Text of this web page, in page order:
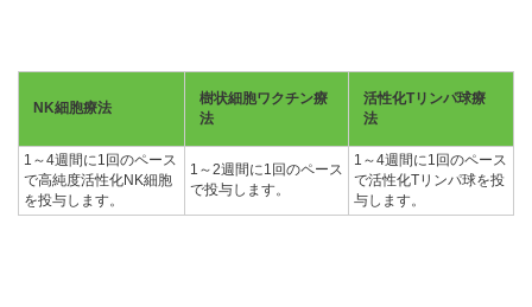
NK細胞療法
樹状細胞ワクチン療
法
活性化Tリンパ球療
法
1～4週間に1回のペース
で高純度活性化NK細胞
を投与します。
1～2週間に1回のペース
で投与します。
1～4週間に1回のペース
で活性化Tリンパ球を投
与します。